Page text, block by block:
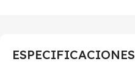
ESPECIFICACIONES